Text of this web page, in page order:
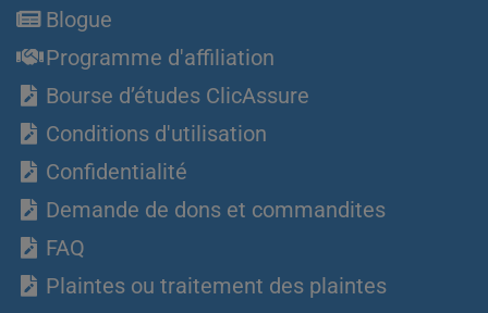
Blogue
Programme d'affiliation
Bourse d’études ClicAssure
Conditions d'utilisation
Confidentialité
Demande de dons et commandites
FAQ
Plaintes ou traitement des plaintes